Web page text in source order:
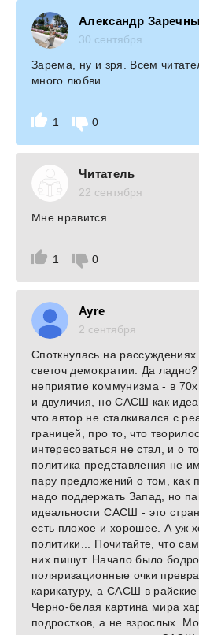
Александр
30 сентября
1 0
Зарема, ну и зря. Всем
много любви.
Читатель
22 сентября
1 0
Мне нравится.
Ayre
2 сентября
Споткнулась на
светоч демократии. Да
неприятие коммунизма - в
и двуличия, но САСШ как
что автор не сталкивался с
границей, про то, что
интересоваться не стал, и о
политика представления не
пару предложений о том, как
надо поддержать Запад, но
идеальности САСШ - это
есть плохое и хорошее. А уж
политики... Почитайте, что
них пишут. Начало было
поляризационные очки
карикатуру, а САСШ в
Черно-белая картина мира
подростков, а не взрослых.